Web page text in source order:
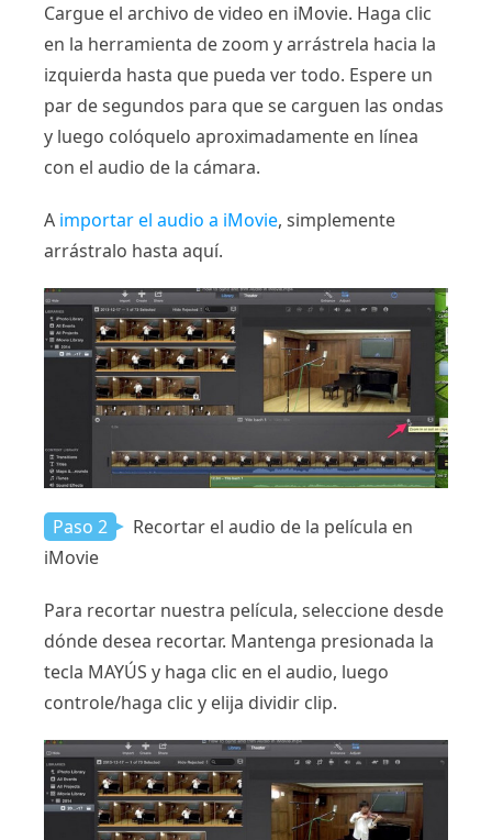
Cargue el archivo de video en iMovie. Haga clic
en la herramienta de zoom y arrástrela hacia la
izquierda hasta que pueda ver todo. Espere un
par de segundos para que se carguen las ondas
y luego colóquelo aproximadamente en línea
con el audio de la cámara.
A importar el audio a iMovie, simplemente
arrástralo hasta aquí.
Paso 2
Recortar el audio de la película en
iMovie
Para recortar nuestra película, seleccione desde
dónde desea recortar. Mantenga presionada la
tecla MAYÚS y haga clic en el audio, luego
controle/haga clic y elija dividir clip.